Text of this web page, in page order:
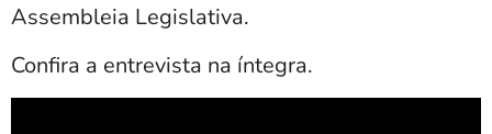
Assembleia Legislativa.
Confira a entrevista na íntegra.